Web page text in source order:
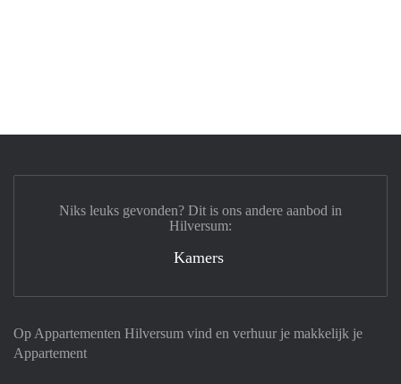
Op Appartementen Hilversum vind en verhuur je makkelijk je
Appartement
Niks leuks gevonden? Dit is ons andere aanbod in
Hilversum:
Kamers